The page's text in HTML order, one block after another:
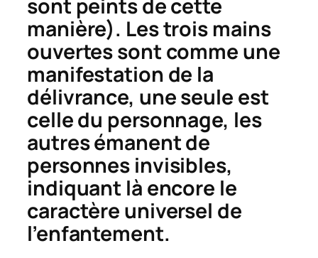
sont peints de cette
manière). Les trois mains
ouvertes sont comme une
manifestation de la
délivrance, une seule est
celle du personnage, les
autres émanent de
personnes invisibles,
indiquant là encore le
caractère universel de
l’enfantement.